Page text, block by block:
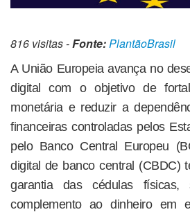
816 visitas -Fonte:PlantãoBrasil
A União Europeia avança no
digital com o objetivo de
monetária e reduzir a
financeiras controladas pelos
pelo Banco Central Europeu
digital de banco central (CBDC)
garantia das cédulas físicas,
complemento ao dinheiro em